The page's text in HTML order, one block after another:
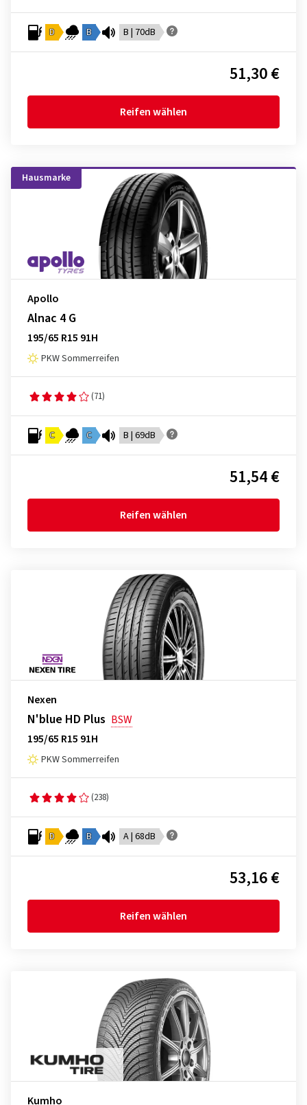
D B B | 70dB
51,30 €
Reifen wählen
Hausmarke
Apollo
Alnac 4 G
195/65 R15 91H
PKW Sommerreifen
(71)
C C B | 69dB
51,54 €
Reifen wählen
Nexen
N'blue HD Plus BSW
195/65 R15 91H
PKW Sommerreifen
(238)
D B A | 68dB
53,16 €
Reifen wählen
Kumho